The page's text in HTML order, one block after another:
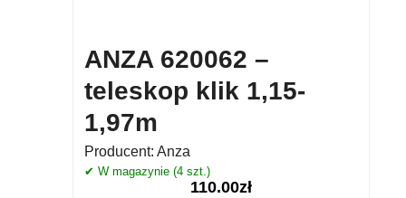
ANZA 620062 –
teleskop klik 1,15-
1,97m
Producent: Anza
✔ W magazynie (4 szt.)
110.00zł